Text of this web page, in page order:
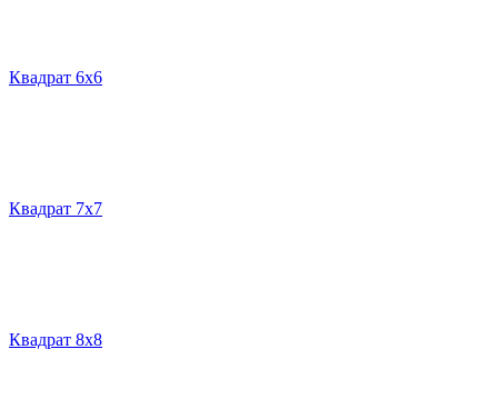
Квадрат 6х6
Квадрат 7х7
Квадрат 8х8